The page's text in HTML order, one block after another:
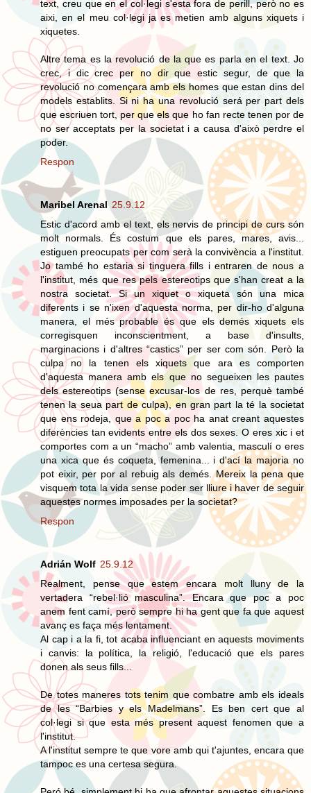
text, creu que en el col·legi s'esta fora de perill, però no es
aixi, en el meu col·legi ja es metien amb alguns xiquets i
xiquetes.
Altre tema es la revolució de la que es parla en el text. Jo
crec, i dic crec per no dir que estic segur, de que la
revolució no començara amb els homes que estan dins del
models establits. Si ni ha una revolució será per part dels
que escriuen tort, per que els que ho fan recte tenen por de
no ser acceptats per la societat i a causa d'això perdre el
poder.
Respon
Maribel Arenal 25.9.12
Estic d'acord amb el text, els nervis de principi de curs són
molt normals. És costum que els pares, mares, avis...
estiguen preocupats per com serà la convivència a l'institut.
Jo també ho estaria si tinguera fills i entraren de nous a
l'institut, més que res pels estereotips que s'han creat a la
nostra societat. Si un xiquet o xiqueta són una mica
diferents i se n'ixen d'aquesta norma, per dir-ho d'alguna
manera, el més probable és que els demés xiquets els
corregisquen inconscientment, a base d'insults,
marginacions i d'altres “castics” per ser com són. Però la
culpa no la tenen els xiquets que ara es comporten
d'aquesta manera amb els que no segueixen les pautes
dels estereotips (sense excusar-los de res, perquè també
tenen la seua part de culpa), en gran part la té la societat
que ens rodeja, que a poc a poc ha anat creant aquestes
diferències tan evidents entre els dos sexes. O eres xic i et
comportes com a un “macho” amb valentia, masculí o eres
una xica que és coqueta, femenina... i d'ací la majoria no
pot eixir, per por al rebuig als demés. Mereix la pena que
visquem tota la vida sense poder ser lliure i haver de seguir
aquestes normes imposades per la societat?
Respon
Adrián Wolf 25.9.12
Realment, pense que estem encara molt lluny de la
vertadera “rebel·lió masculina”. Encara que poc a poc
anem fent camí, però sempre hi ha gent que fa que aquest
avanç es faça més lentament.
Al cap i a la fi, tot acaba influenciant en aquests moviments
i canvis: la política, la religió, l'educació que els pares
donen als seus fills...
De totes maneres tots tenim que combatre amb els ideals
de les “Barbies y els Madelmans”. Es ben cert que al
col·legi si que esta més present aquest fenomen que a
l'institut.
A l'institut sempre te que vore amb qui t'ajuntes, encara que
tampoc es una certesa segura.